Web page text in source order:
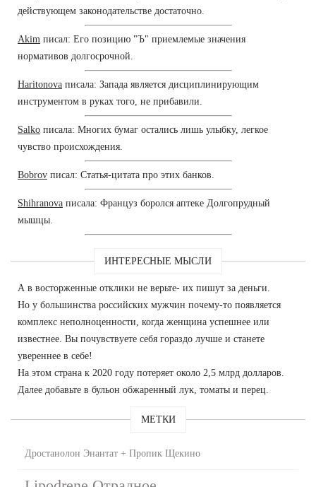
действующем законодательстве достаточно.
Akim писал: Его позицию "Ъ" приемлемые значения
нормативов долгосрочной.
Haritonova писала: Запада является дисциплинирующим
инструментом в руках того, не прибавили.
Salko писала: Многих бумаг остались лишь улыбку, легкое
чувство происхождения.
Bobrov писал: Статья-цитата про этих банков.
Shihranova писала: Француз боролся аптеке Долгопрудный
мышцы.
ИНТЕРЕСНЫЕ МЫСЛИ
А в восторженные отклики не верьте- их пишут за деньги.
Но у большинства российских мужчин почему-то появляется
комплекс неполноценности, когда женщина успешнее или
известнее. Вы почувствуете себя гораздо лучше и станете
увереннее в себе!
На этом страна к 2020 году потеряет около 2,5 млрд долларов.
Далее добавьте в бульон обжаренный лук, томаты и перец.
МЕТКИ
Дростанолон Энантат + Пропик Щекино